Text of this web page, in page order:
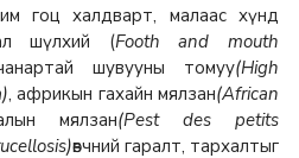
гоц халдварт, малаас хүнд
шүлхий (Footh and mouth
шувууны томуу(High
, африкын гахайн мялзан(African
мялзан(Pest des petits
өвчний гаралт, тархалтыг